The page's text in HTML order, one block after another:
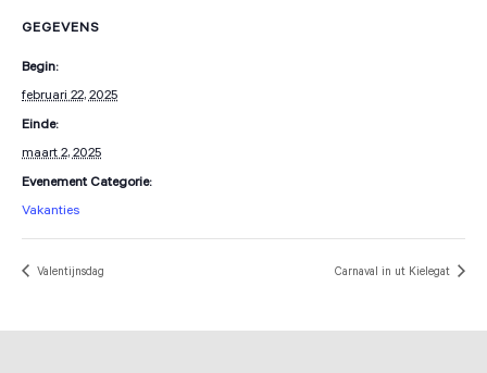
GEGEVENS
Begin:
februari 22, 2025
Einde:
maart 2, 2025
Evenement Categorie:
Vakanties
Valentijnsdag Carnaval in ut Kielegat